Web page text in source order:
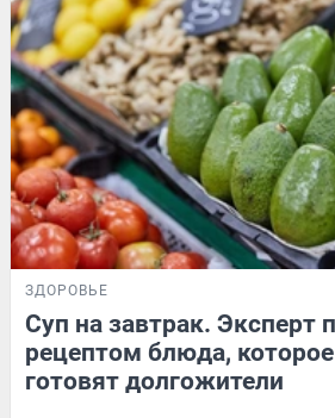
ЗДОРОВЬЕ
Суп на завтрак. Эксперт
рецептом блюда,
готовят долгожители